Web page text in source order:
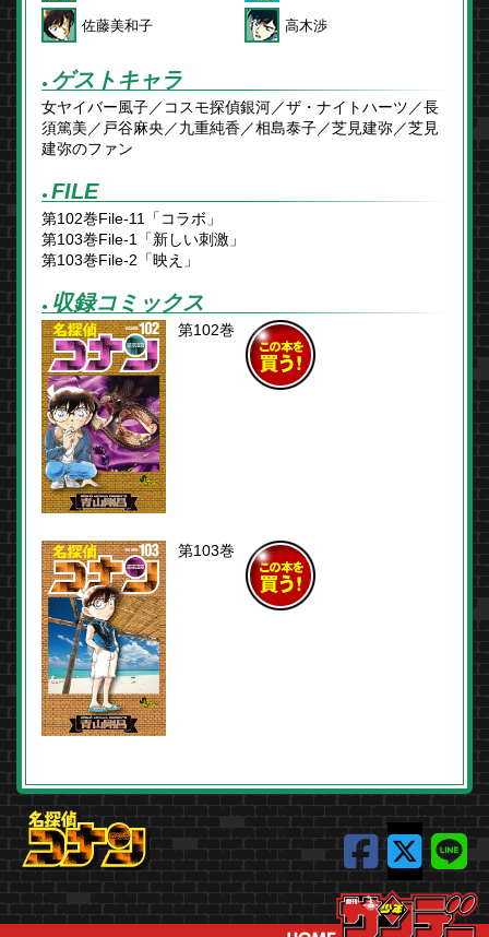
● FILE
第102巻File-11「コラボ」
第103巻File-1「新しい刺激」
第103巻File-2「映え」
佐藤美和子 高木渉
● ゲストキャラ
女ヤイバー風子／コスモ探偵銀河／ザ・ナイトハーツ／長
須篤美／戸谷麻央／九重純香／相島泰子／芝見建弥／芝見
建弥のファン
● 収録コミックス
第102巻
第103巻